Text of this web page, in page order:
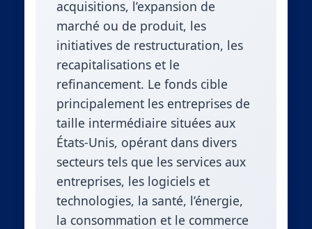
acquisitions, l’expansion de
marché ou de produit, les
initiatives de restructuration, les
recapitalisations et le
refinancement. Le fonds cible
principalement les entreprises de
taille intermédiaire situées aux
États-Unis, opérant dans divers
secteurs tels que les services aux
entreprises, les logiciels et
technologies, la santé, l’énergie,
la consommation et le commerce